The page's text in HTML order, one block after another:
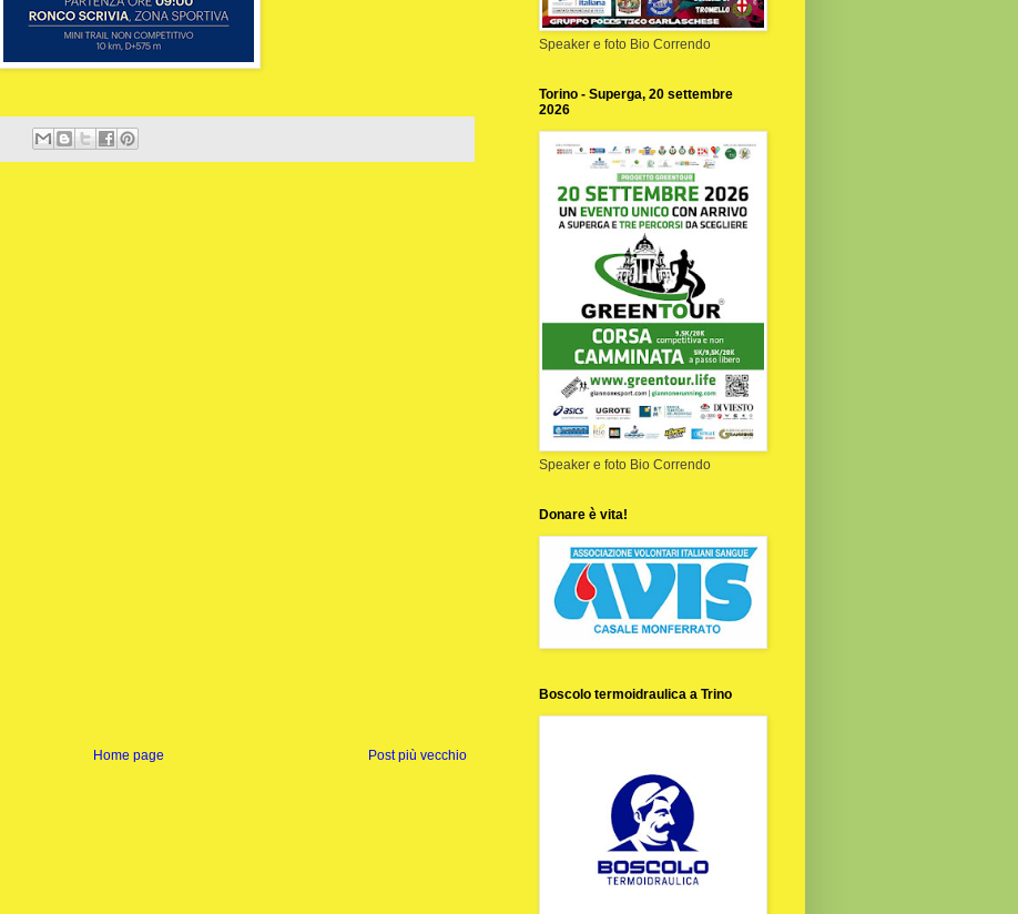
Post più vecchio
Home page
Speaker e foto Bio Correndo
Torino - Superga, 20 settembre
2026
Speaker e foto Bio Correndo
Donare è vita!
Boscolo termoidraulica a Trino